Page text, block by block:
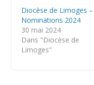
Diocèse de Limoges –
Nominations 2024
30 mai 2024
Dans "Diocèse de
Limoges"